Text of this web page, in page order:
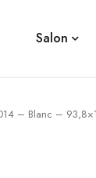
Salon
– Blanc –